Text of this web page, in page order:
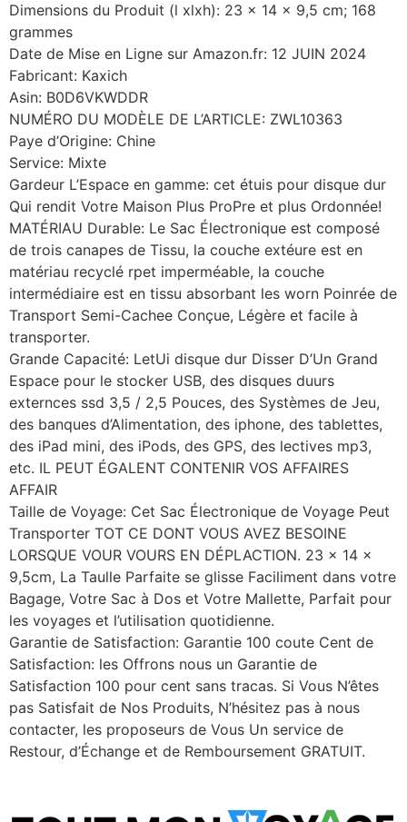
Dimensions du Produit (l xlxh): 23 x 14 x 9,5 cm; 168
grammes
Date de Mise en Ligne sur Amazon.fr: 12 JUIN 2024
Fabricant: Kaxich
Asin: B0D6VKWDDR
NUMÉRO DU MODÈLE DE L’ARTICLE: ZWL10363
Paye d’Origine: Chine
Service: Mixte
Gardeur L’Espace en gamme: cet étuis pour disque dur
Qui rendit Votre Maison Plus ProPre et plus Ordonnée!
MATÉRIAU Durable: Le Sac Électronique est composé
de trois canapes de Tissu, la couche extéure est en
matériau recyclé rpet imperméable, la couche
intermédiaire est en tissu absorbant les worn Poinrée de
Transport Semi-Cachee Conçue, Légère et facile à
transporter.
Grande Capacité: LetUi disque dur Disser D’Un Grand
Espace pour le stocker USB, des disques duurs
externces ssd 3,5 / 2,5 Pouces, des Systèmes de Jeu,
des banques d’Alimentation, des iphone, des tablettes,
des iPad mini, des iPods, des GPS, des lectives mp3,
etc. IL PEUT ÉGALENT CONTENIR VOS AFFAIRES
AFFAIR
Taille de Voyage: Cet Sac Électronique de Voyage Peut
Transporter TOT CE DONT VOUS AVEZ BESOINE
LORSQUE VOUR VOURS EN DÉPLACTION. 23 x 14 x
9,5cm, La Taulle Parfaite se glisse Faciliment dans votre
Bagage, Votre Sac à Dos et Votre Mallette, Parfait pour
les voyages et l’utilisation quotidienne.
Garantie de Satisfaction: Garantie 100 coute Cent de
Satisfaction: les Offrons nous un Garantie de
Satisfaction 100 pour cent sans tracas. Si Vous N’êtes
pas Satisfait de Nos Produits, N’hésitez pas à nous
contacter, les proposeurs de Vous Un service de
Restour, d’Échange et de Remboursement GRATUIT.